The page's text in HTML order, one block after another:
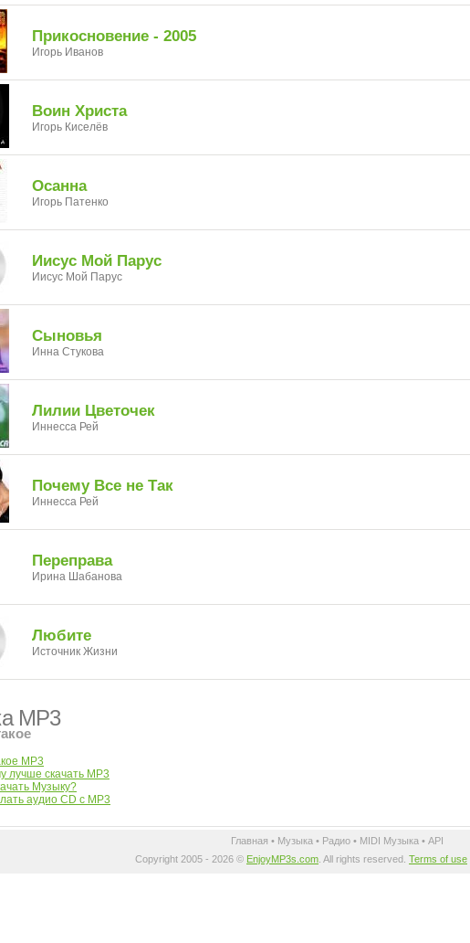
Прикосновение - 2005
Игорь Иванов
Воин Христа
Игорь Киселёв
Осанна
Игорь Патенко
Иисус Мой Парус
Иисус Мой Парус
Сыновья
Инна Стукова
Лилии Цветочек
Иннесса Рей
Почему Все не Так
Иннесса Рей
Переправа
Ирина Шабанова
Любите
Источник Жизни
MP3
MP3
лучше скачать MP3
Музыку?
аудио CD с MP3
Главная • Музыка• Радио• MIDI Музыка• API
Copyright 2005 - 2026 © EnjoyMP3s.com . All rights reserved. Terms of use